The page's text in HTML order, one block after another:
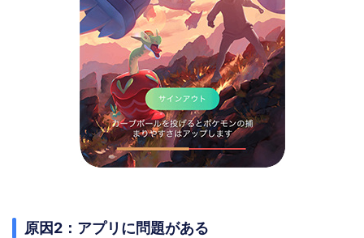
原因2：アプリに問題がある